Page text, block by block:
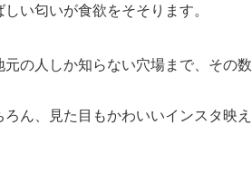
い匂いが食欲をそそります。
の人しか知らない穴場まで、その数
ん、見た目もかわいいインスタ映え